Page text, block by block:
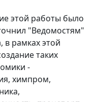
этой работы было
"Ведомостям"
в рамках этой
таких
-
химпром,